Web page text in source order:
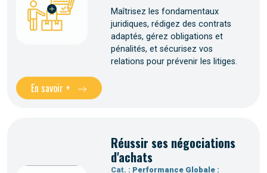
Maîtrisez les fondamentaux
juridiques, rédigez des contrats
adaptés, gérez obligations et
pénalités, et sécurisez vos
relations pour prévenir les litiges.
En savoir +
Réussir ses négociations
d'achats
Cat. : Performance Globale :